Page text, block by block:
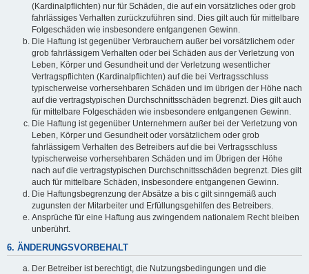
(Kardinalpflichten) nur für Schäden, die auf ein vorsätzliches oder grob
fahrlässiges Verhalten zurückzuführen sind. Dies gilt auch für mittelbare
Folgeschäden wie insbesondere entgangenen Gewinn.
Die Haftung ist gegenüber Verbrauchern außer bei vorsätzlichem oder
grob fahrlässigem Verhalten oder bei Schäden aus der Verletzung von
Leben, Körper und Gesundheit und der Verletzung wesentlicher
Vertragspflichten (Kardinalpflichten) auf die bei Vertragsschluss
typischerweise vorhersehbaren Schäden und im übrigen der Höhe nach
auf die vertragstypischen Durchschnittsschäden begrenzt. Dies gilt auch
für mittelbare Folgeschäden wie insbesondere entgangenen Gewinn.
Die Haftung ist gegenüber Unternehmern außer bei der Verletzung von
Leben, Körper und Gesundheit oder vorsätzlichem oder grob
fahrlässigem Verhalten des Betreibers auf die bei Vertragsschluss
typischerweise vorhersehbaren Schäden und im Übrigen der Höhe
nach auf die vertragstypischen Durchschnittsschäden begrenzt. Dies gilt
auch für mittelbare Schäden, insbesondere entgangenen Gewinn.
Die Haftungsbegrenzung der Absätze a bis c gilt sinngemäß auch
zugunsten der Mitarbeiter und Erfüllungsgehilfen des Betreibers.
Ansprüche für eine Haftung aus zwingendem nationalem Recht bleiben
unberührt.
6. ÄNDERUNGSVORBEHALT
Der Betreiber ist berechtigt, die Nutzungsbedingungen und die